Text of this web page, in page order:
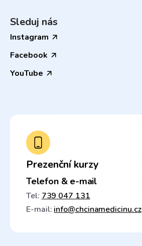
Sleduj nás
Instagram
Facebook
YouTube
Prezenční kurzy
Telefon & e-mail
Tel: 739 047 131
E-mail: info@chcinamedicinu.cz